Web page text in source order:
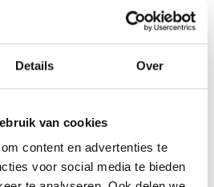
Details Over
van cookies
content en advertenties te
voor social media te bieden
FOTO: SAAR KONINGSBERGER
MET DOCHTERTJE SCOTTIE
GEZINSFOTO MET HAAR
MANNEN